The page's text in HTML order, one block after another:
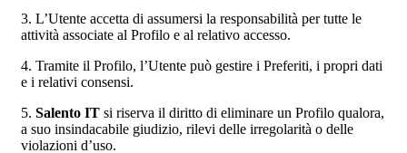
3. L’Utente accetta di assumersi la responsabilità per tutte le
attività associate al Profilo e al relativo accesso.
4. Tramite il Profilo, l’Utente può gestire i Preferiti, i propri dati
e i relativi consensi.
5. Salento IT si riserva il diritto di eliminare un Profilo qualora,
a suo insindacabile giudizio, rilevi delle irregolarità o delle
violazioni d’uso.